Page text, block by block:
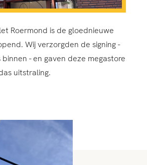
Roermond is de gloednieuwe
Wij verzorgden de signing -
- en gaven deze megastore
uitstraling.